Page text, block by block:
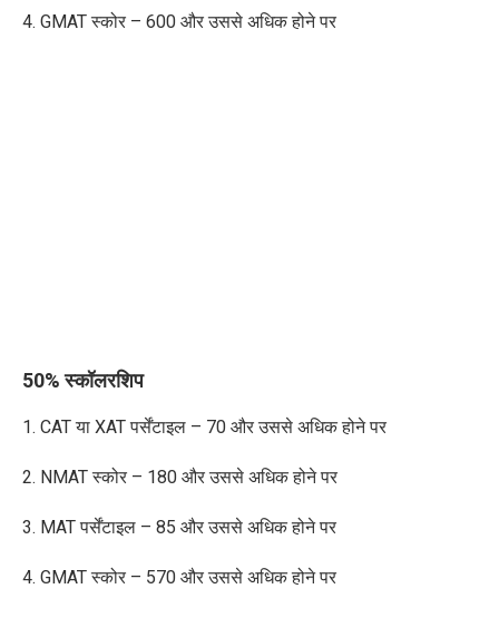
4. GMATस्कोर – 600 और उससे अधिक होने पर
50% स्कॉलरशिप
1. CATया XATपर्सेंटाइल – 70 और उससे अधिक होने पर
2. NMATस्कोर – 180 और उससे अधिक होने पर
3. MATपर्सेंटाइल – 85 और उससे अधिक होने पर
4. GMATस्कोर – 570 और उससे अधिक होने पर